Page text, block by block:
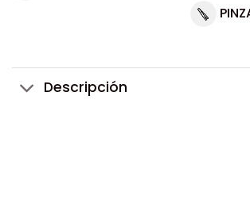
Descripción